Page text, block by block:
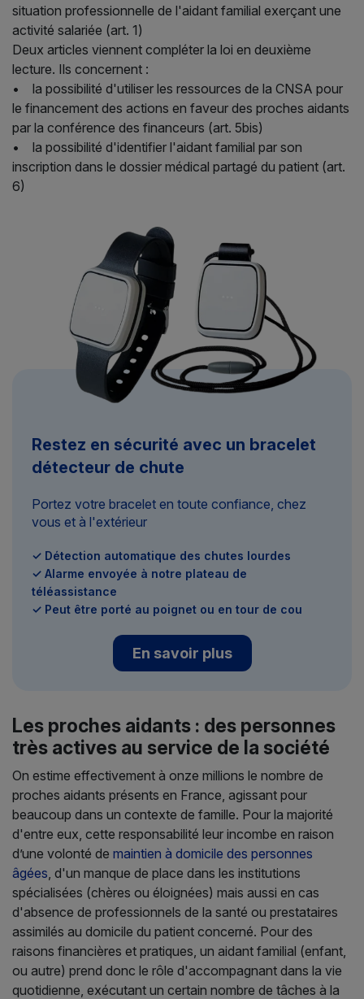
situation professionnelle de l'aidant familial exerçant une
activité salariée (art. 1)
Deux articles viennent compléter la loi en deuxième
lecture. Ils concernent :
• la possibilité d'utiliser les ressources de la CNSA pour
le financement des actions en faveur des proches aidants
par la conférence des financeurs (art. 5bis)
• la possibilité d'identifier l'aidant familial par son
inscription dans le dossier médical partagé du patient (art.
6)
Restez en sécurité avec un bracelet
détecteur de chute
Portez votre bracelet en toute confiance, chez
vous et à l'extérieur
✓ Détection automatique des chutes lourdes
✓ Alarme envoyée à notre plateau de
téléassistance
✓ Peut être porté au poignet ou en tour de cou
En savoir plus
Les proches aidants : des personnes
très actives au service de la société
On estime effectivement à onze millions le nombre de
proches aidants présents en France, agissant pour
beaucoup dans un contexte de famille. Pour la majorité
d'entre eux, cette responsabilité leur incombe en raison
d’une volonté de maintien à domicile des personnes
âgées , d'un manque de place dans les institutions
spécialisées (chères ou éloignées) mais aussi en cas
d'absence de professionnels de la santé ou prestataires
assimilés au domicile du patient concerné. Pour des
raisons financières et pratiques, un aidant familial (enfant,
ou autre) prend donc le rôle d'accompagnant dans la vie
quotidienne, exécutant un certain nombre de tâches à la